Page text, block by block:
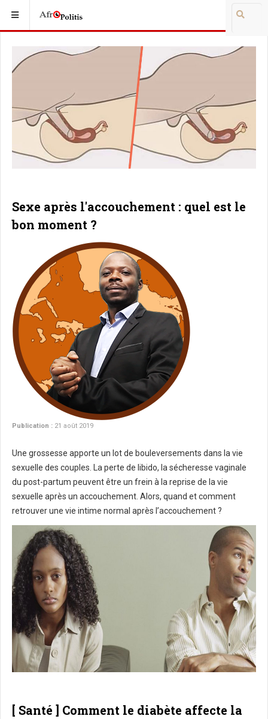
Sexe après l'accouchement : quel est le
bon moment ?
Publication : 21 août 2019
Une grossesse apporte un lot de bouleversements dans la vie
sexuelle des couples. La perte de libido, la sécheresse vaginale
du post-partum peuvent être un frein à la reprise de la vie
sexuelle après un accouchement. Alors, quand et comment
retrouver une vie intime normal après l’accouchement ?
[ Santé ] Comment le diabète affecte la